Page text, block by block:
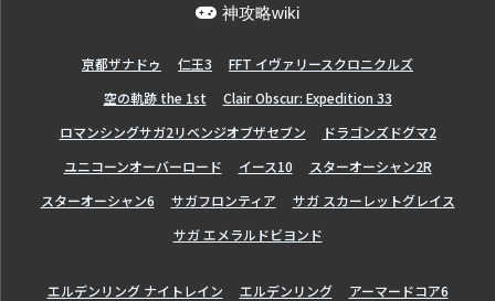
神攻略wiki
亰都ザナドゥ 仁王3
FFT イヴァリースクロニクルズ
空の軌跡 the 1st
Clair Obscur: Expedition 33
ロマンシングサガ2リベンジオブザセブン
ドラゴンズドグマ2
ユニコーンオーバーロード
イース10
スターオーシャン2R
スターオーシャン6
サガフロンティア
サガ スカーレットグレイス
サガ エメラルドビヨンド
エルデンリング ナイトレイン エルデンリング
アーマードコア6